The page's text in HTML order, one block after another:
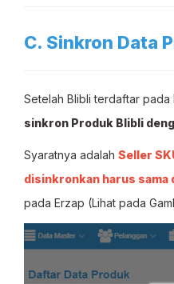
C. Sinkron Data
Setelah Blibli terdaftar pada
sinkron Produk Blibli
Syaratnya adalah Seller
disinkronkan harus sama
pada Erzap (Lihat pada